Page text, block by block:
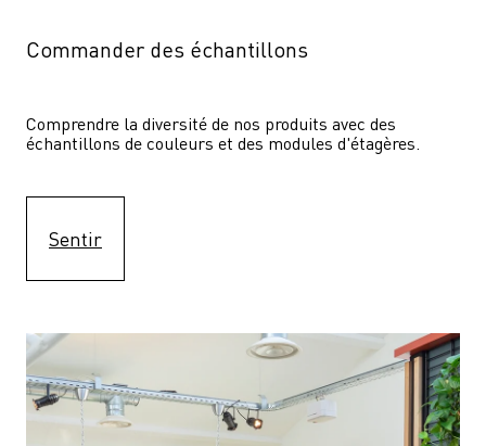
Commander des échantillons
Comprendre la diversité de nos produits avec des
échantillons de couleurs et des modules d'étagères.
Sentir